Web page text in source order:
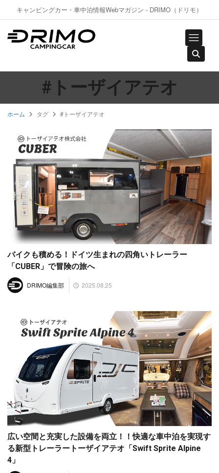
キャンピングカー・車中泊情報Webマガジン - DRIMO（ドリモ）
#トーザイアテオ
ホーム タグ #トーザイアテオ
バイクも積める！ドイツ生まれの四角いトレーラー
「CUBER」で冒険の旅へ
DRIMO編集部 2025.08.25
広い空間と充実した設備を両立！！快適な車中泊を実現す
る新型トレーラートーザイアテオ「Swift Sprite Alpine
4」